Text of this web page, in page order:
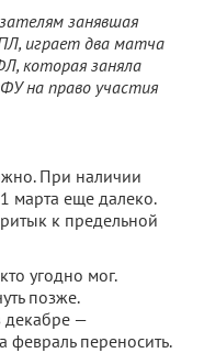
занявшая
играет два матча
которая заняла
на право участия
При наличии
марта еще далеко.
к предельной
угодно мог.
позже.
декабре —
переносить.